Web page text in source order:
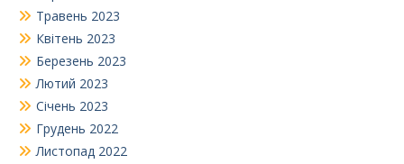
Травень 2023
Квітень 2023
Березень 2023
Лютий 2023
Січень 2023
Грудень 2022
Листопад 2022